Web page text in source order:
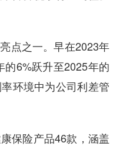
点之一。早在2023年
6%跃升至2025年的
环境中为公司利差管
保险产品46款，涵盖